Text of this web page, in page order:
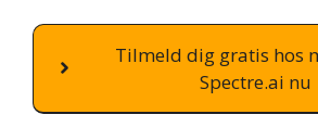
Tilmeld dig gratis hos
Spectre.ai nu